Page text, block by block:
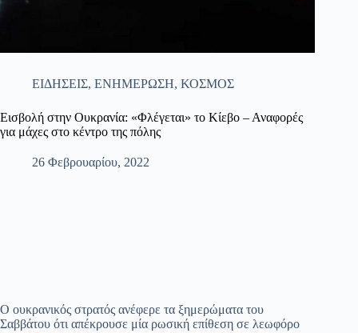
ΕΙΔΗΣΕΙΣ, ΕΝΗΜΕΡΩΣΗ, ΚΟΣΜΟΣ
Εισβολή στην Ουκρανία: «Φλέγεται» το Κίεβο – Αναφορές
για μάχες στο κέντρο της πόλης
26 Φεβρουαρίου, 2022
Ο ουκρανικός στρατός ανέφερε τα ξημερώματα του
Σαββάτου ότι απέκρουσε μία ρωσική επίθεση σε λεωφόρο